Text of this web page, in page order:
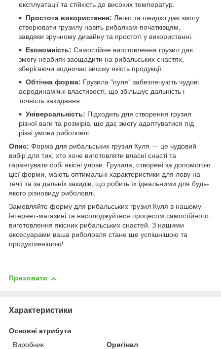
експлуатації та стійкість до високих температур.
Простота використання: Легко та швидко дає змогу
створювати грузилу навіть рибалкам-початківцям,
завдяки зручному дизайну та простоті у використанні.
Економність: Самостійне виготовлення грузил дає
змогу неабияк заощадити на рибальських снастях,
зберігаючи водночас високу якість продукції.
Обтічна форма: Грузила "пуля" забезпечують чудові
аеродинамічні властивості, що збільшує дальність і
точність закидання.
Універсальність: Підходить для створення грузил
різної ваги та розмірів, що дає змогу адаптуватися під
різні умови риболовлі.
Опис: Форма для рибальських грузил Куля — це чудовий
вибір для тих, хто хоче виготовляти власні снасті та
гарантувати собі якісні улови. Грузила, створені за допомогою
цієї форми, мають оптимальні характеристики для лову на
течії та за дальніх закидів, що робить їх ідеальними для будь-
якого різновиду риболовлі.
Замовляйте форму для рибальських грузил Куля в нашому
інтернет-магазині та насолоджуйтеся процесом самостійного
виготовлення якісних рибальських снастей. З нашими
аксесуарами ваша риболовля стане ще успішнішою та
продуктивнішою!
Приховати
Характеристики
Основні атрибути
Виробник
Оригінал